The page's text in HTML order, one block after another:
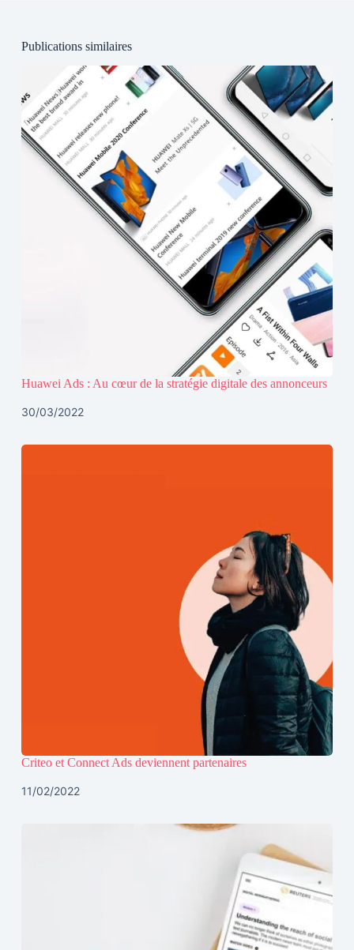
Publications similaires
Huawei Ads : Au cœur de la stratégie digitale des annonceurs
30/03/2022
Criteo et Connect Ads deviennent partenaires
11/02/2022